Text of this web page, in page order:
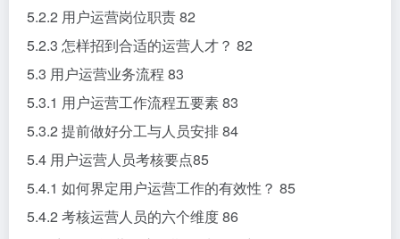
5.2.2 用户运营岗位职责 82
5.2.3 怎样招到合适的运营人才？ 82
5.3 用户运营业务流程 83
5.3.1 用户运营工作流程五要素 83
5.3.2 提前做好分工与人员安排 84
5.4 用户运营人员考核要点85
5.4.1 如何界定用户运营工作的有效性？ 85
5.4.2 考核运营人员的六个维度 86